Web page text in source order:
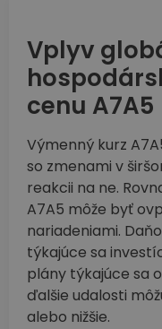
Vplyv
cenu A7A5
Výmenný kurz
so zmenami v
reakcii na ne.
A7A5 môže byť
nariadeniami.
týkajúce sa
plány týkajúce sa
ďalšie udalosti
alebo nižšie.